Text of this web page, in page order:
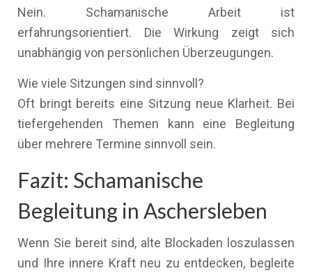
Nein. Schamanische Arbeit ist
erfahrungsorientiert. Die Wirkung zeigt sich
unabhängig von persönlichen Überzeugungen.
Wie viele Sitzungen sind sinnvoll?
Oft bringt bereits eine Sitzung neue Klarheit. Bei
tiefergehenden Themen kann eine Begleitung
über mehrere Termine sinnvoll sein.
Fazit: Schamanische
Begleitung in Aschersleben
Wenn Sie bereit sind, alte Blockaden loszulassen
und Ihre innere Kraft neu zu entdecken, begleite